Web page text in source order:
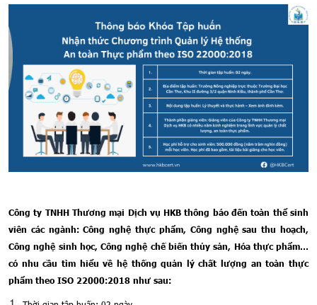
Công ty TNHH Thương mại Dịch vụ HKB thông báo đến toàn thể sinh
viên các ngành: Công nghệ thực phẩm, Công nghệ sau thu hoạch,
Công nghệ sinh học, Công nghệ chế biến thủy sản, Hóa thực phẩm…
có nhu cầu tìm hiểu về hệ thống quản lý chất lượng an toàn thực
phẩm theo ISO 22000:2018 như sau: